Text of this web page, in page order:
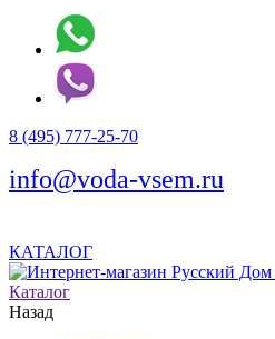
8 (495) 777-25-70
info@voda-vsem.ru
КАТАЛОГ
Каталог
Назад